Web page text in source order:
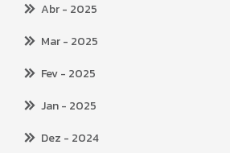
Abr- 2025
Mar- 2025
Fev- 2025
Jan- 2025
Dez - 2024